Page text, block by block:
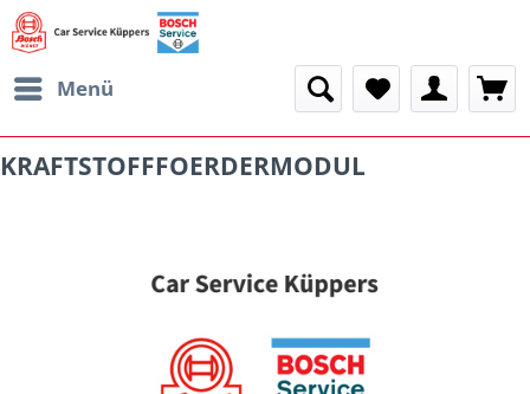
Menü
KRAFTSTOFFFOERDERMODUL